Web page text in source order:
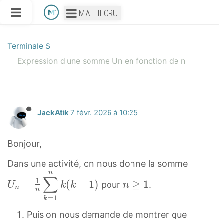
MATHFORU
Terminale S
Expression d'une somme Un en fonction de n
JackAtik7 févr. 2026 à 10:25
Bonjour,
Dans une activité, on nous donne la somme
Un = n
1
k=1
∑
n
k(k − 1) pour ≥
n
n ≥ 1.
Puis on nous demande de montrer que